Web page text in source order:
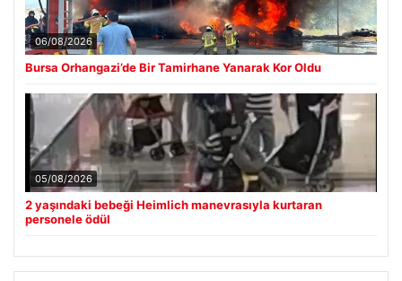
06/08/2026
Bursa Orhangazi’de Bir Tamirhane Yanarak Kor Oldu
05/08/2026
2 yaşındaki bebeği Heimlich manevrasıyla kurtaran
personele ödül